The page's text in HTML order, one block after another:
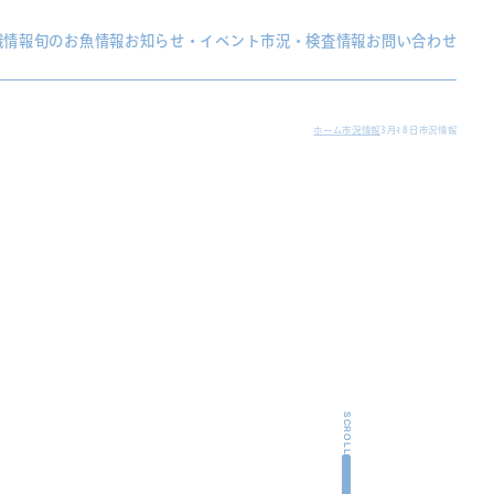
情報旬のお魚情報お知らせ・イベント市況・検査情報お問い合わせ
ホーム市況情報 3月18日市況情報
SCROLL